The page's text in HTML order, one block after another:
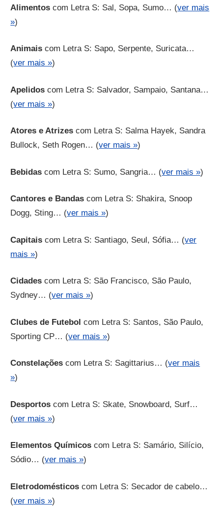
Alimentos com Letra S: Sal, Sopa, Sumo… (ver mais
»)
Animais com Letra S: Sapo, Serpente, Suricata…
(ver mais »)
Apelidos com Letra S: Salvador, Sampaio, Santana…
(ver mais »)
Atores e Atrizes com Letra S: Salma Hayek, Sandra
Bullock, Seth Rogen… (ver mais »)
Bebidas com Letra S: Sumo, Sangria… (ver mais »)
Cantores e Bandas com Letra S: Shakira, Snoop
Dogg, Sting… (ver mais »)
Capitais com Letra S: Santiago, Seul, Sófia… (ver
mais »)
Cidades com Letra S: São Francisco, São Paulo,
Sydney… (ver mais »)
Clubes de Futebol com Letra S: Santos, São Paulo,
Sporting CP… (ver mais »)
Constelações com Letra S: Sagittarius… (ver mais
»)
Desportos com Letra S: Skate, Snowboard, Surf…
(ver mais »)
Elementos Químicos com Letra S: Samário, Silício,
Sódio… (ver mais »)
Eletrodomésticos com Letra S: Secador de cabelo…
(ver mais »)